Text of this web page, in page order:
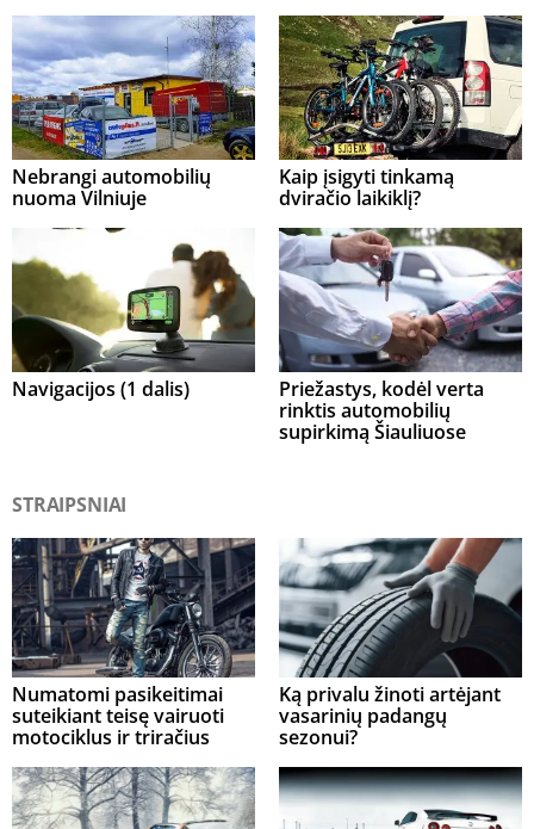
Nebrangi automobilių
nuoma Vilniuje
Kaip įsigyti tinkamą
dviračio laikiklį?
Navigacijos (1 dalis)
Priežastys, kodėl verta
rinktis automobilių
supirkimą Šiauliuose
STRAIPSNIAI
Numatomi pasikeitimai
suteikiant teisę vairuoti
motociklus ir triračius
Ką privalu žinoti artėjant
vasarinių padangų
sezonui?